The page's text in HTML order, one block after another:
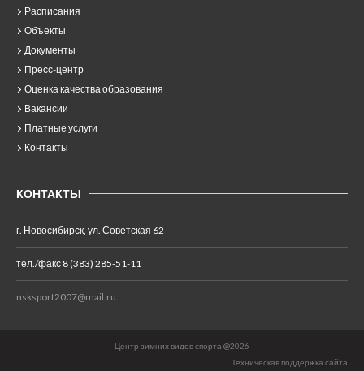
Расписания
Объекты
Документы
Пресс-центр
Оценка качества образования
Вакансии
Платные услуги
Контакты
КОНТАКТЫ
г. Новосибирск, ул. Советская 62
тел./факс 8 (383) 285-51-11
nsksport2007@mail.ru
Центр зимних видов спорта @2026
Техническая поддержка сайта